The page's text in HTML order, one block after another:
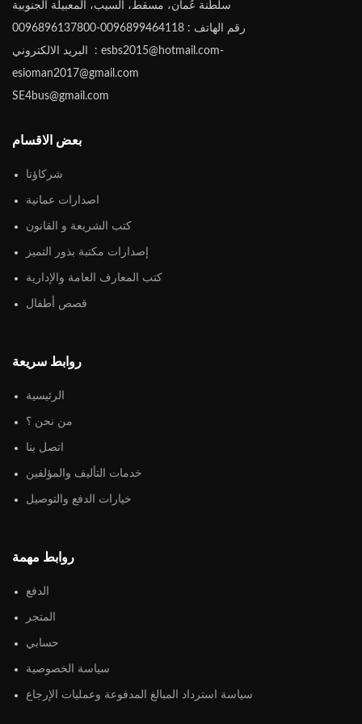
سلطنة عُمان، مسقط، السيب، المعبيلة الجنوبية
رقم الهاتف : 0096899464118-0096896137800
البريد الالكتروني : esbs2015@hotmail.com-
esioman2017@gmail.com
SE4bus@gmail.com
بعض الاقسام
شركاؤنا
اصدارات عمانية
كتب الشريعة و القانون
إصدارات مكتبة بذور التميز
كتب المعارف العامة والإدارية
قصص أطفال
روابط سريعة
الرئيسية
من نحن ؟
اتصل بنا
خدمات التأليف والمؤلفين
خيارات الدفع والتوصيل
روابط مهمة
الدفع
المتجر
حسابي
سياسة الخصوصية
سياسة استرداد المبالغ المدفوعة وعمليات الإرجاع